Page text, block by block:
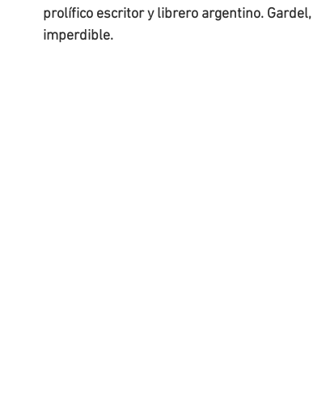
prolífico escritor y librero argentino.
imperdible.